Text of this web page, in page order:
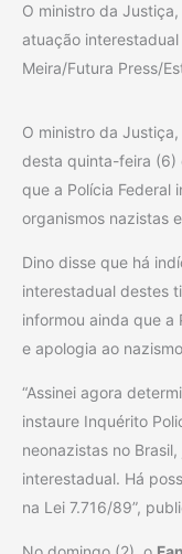
O ministro da
atuação
Meira/Futura Press/
O ministro da Justiça,
desta quinta-feira (6)
que a Polícia Federal
organismos nazistas
Dino disse que há
interestadual destes
informou ainda que a
e apologia ao
“Assinei agora
instaure Inquérito
neonazistas no
interestadual. Há
na Lei 7.716/89”,